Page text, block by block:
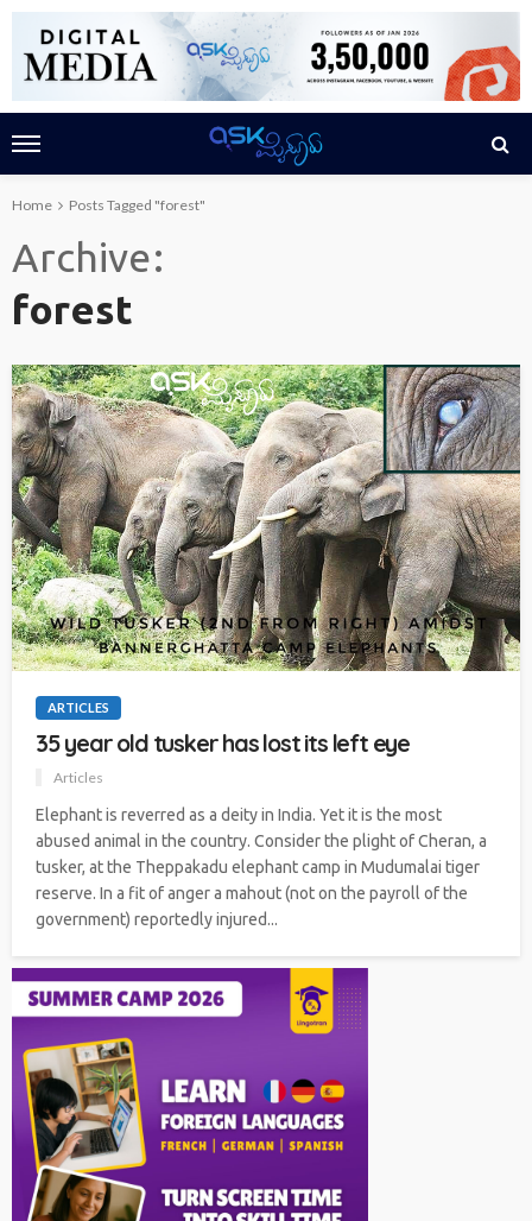
Home Posts Tagged "forest"
Archive
forest
ARTICLES
35 year old tusker has lost its left eye
Articles
Elephant is reverred as a deity in India. Yet it is the most
abused animal in the country. Consider the plight of Cheran, a
tusker, at the Theppakadu elephant camp in Mudumalai tiger
reserve. In a fit of anger a mahout (not on the payroll of the
government) reportedly injured...